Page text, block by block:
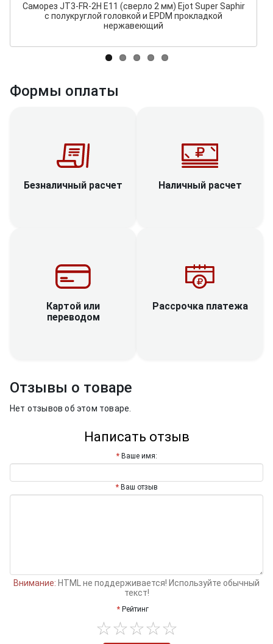
Саморез JT3-FR-2H E11 (сверло 2 мм) Ejot Super Saphir
с полукруглой головкой и EPDM прокладкой
нержавеющий
Формы оплаты
Безналичный расчет Наличный расчет
Картой или
переводом
Рассрочка платежа
Отзывы о товаре
Нет отзывов об этом товаре.
Написать отзыв
Ваше имя:
Ваш отзыв
Внимание: HTML не поддерживается! Используйте обычный
текст!
Рейтинг